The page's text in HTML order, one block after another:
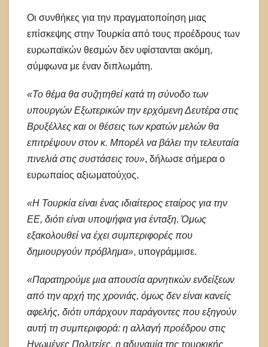
Οι συνθήκες για την πραγματοποίηση μιας
επίσκεψης στην Τουρκία από τους προέδρους των
ευρωπαϊκών θεσμών δεν υφίστανται ακόμη,
σύμφωνα με έναν διπλωμάτη.
«Το θέμα θα συζητηθεί κατά τη σύνοδο των
υπουργών Εξωτερικών την ερχόμενη Δευτέρα στις
Βρυξέλλες και οι θέσεις των κρατών μελών θα
επιτρέψουν στον κ. Μπορέλ να βάλει την τελευταία
πινελιά στις συστάσεις του», δήλωσε σήμερα ο
ευρωπαίος αξιωματούχος.
«Η Τουρκία είναι ένας ιδιαίτερος εταίρος για την
ΕΕ, διότι είναι υποψήφια για ένταξη. Όμως
εξακολουθεί να έχει συμπεριφορές που
δημιουργούν πρόβλημα», υπογράμμισε.
«Παρατηρούμε μια απουσία αρνητικών ενδείξεων
από την αρχή της χρονιάς, όμως δεν είναι κανείς
αφελής, διότι υπάρχουν παράγοντες που εξηγούν
αυτή τη συμπεριφορά: η αλλαγή προέδρου στις
Ηνωμένες Πολιτείες, η αδυναμία της τουρκικής